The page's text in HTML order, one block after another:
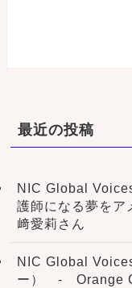
最近の投稿
NIC Global
護師になる夢をア
﨑愛莉さん
NIC Global
ー） - Orange